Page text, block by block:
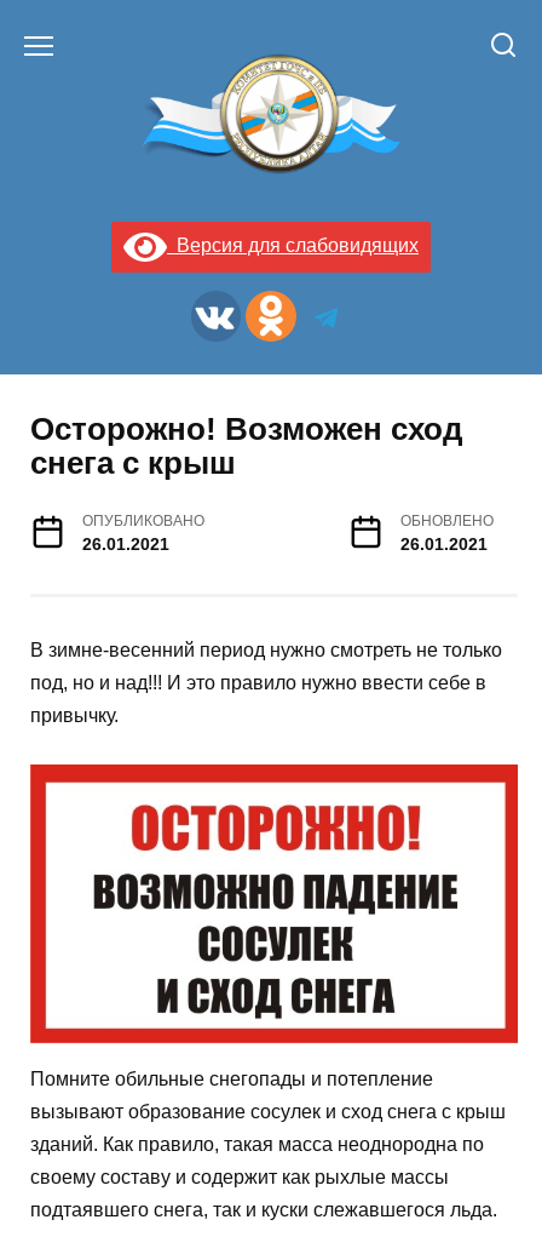
Версия для слабовидящих
Осторожно! Возможен сход
снега с крыш
ОПУБЛИКОВАНО
26.01.2021
ОБНОВЛЕНО
26.01.2021
В зимне-весенний период нужно смотреть не только
под, но и над!!! И это правило нужно ввести себе в
привычку.
Помните обильные снегопады и потепление
вызывают образование сосулек и сход снега с крыш
зданий. Как правило, такая масса неоднородна по
своему составу и содержит как рыхлые массы
подтаявшего снега, так и куски слежавшегося льда.